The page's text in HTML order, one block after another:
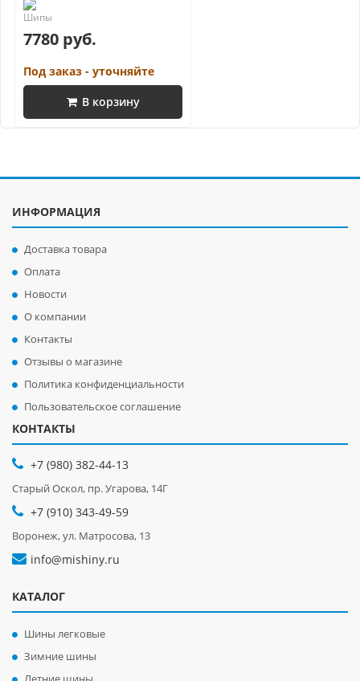
7780 руб.
Под заказ - уточняйте
В корзину
ИНФОРМАЦИЯ
Доставка товара
Оплата
Новости
О компании
Контакты
Отзывы о магазине
Политика конфиденциальности
Пользовательское соглашение
КОНТАКТЫ
+7 (980) 382-44-13
Старый Оскол, пр. Угарова, 14Г
+7 (910) 343-49-59
Воронеж, ул. Матросова, 13
info@mishiny.ru
КАТАЛОГ
Шины легковые
Зимние шины